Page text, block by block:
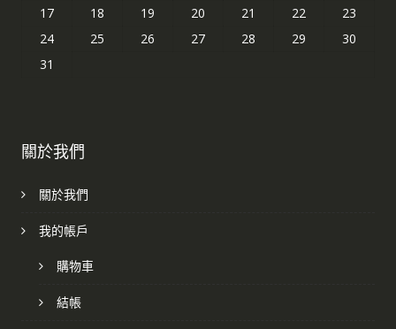
17
18 19 20 21 22
23
24
25 26 27 28 29
30
31
關於我們
關於我們
我的帳戶
購物車
結帳